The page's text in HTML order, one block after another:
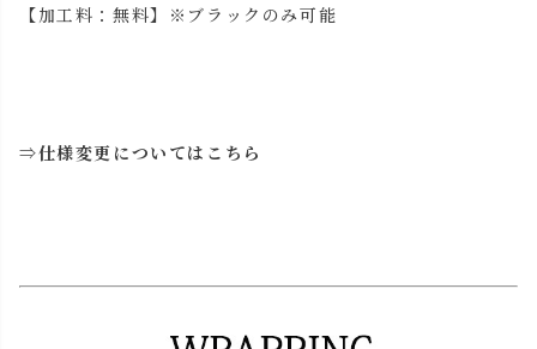
【加工料：無料】※ブラックのみ可能
⇒仕様変更についてはこちら